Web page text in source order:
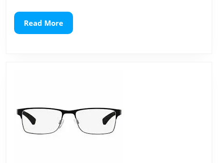
Femme
Read MoreRead
More